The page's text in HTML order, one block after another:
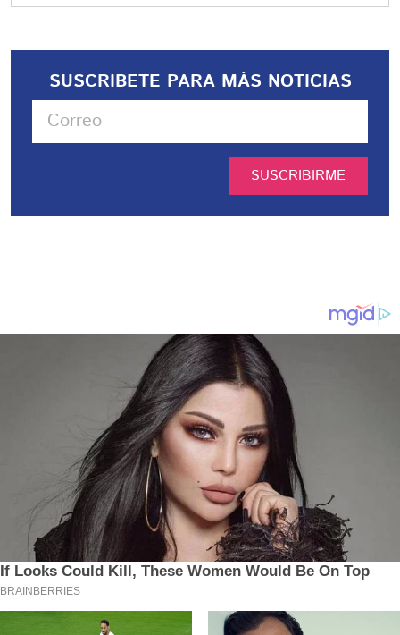
SUSCRIBETE PARA MÁS NOTICIAS
SUSCRIBIRME